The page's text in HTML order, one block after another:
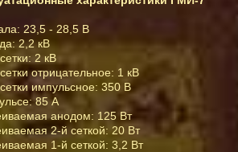
23,5 - 28,5 В
2,2 кВ
2 кВ
отрицательное: 1 кВ
импульсное: 350 В
85 А
анодом: 125 Вт
2-й сеткой: 20 Вт
1-й сеткой: 3,2 Вт